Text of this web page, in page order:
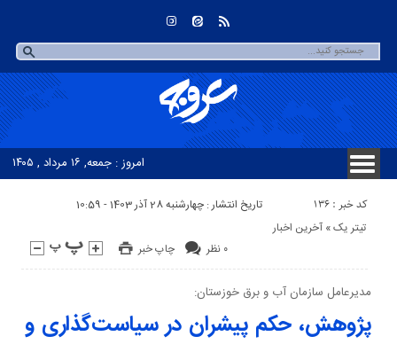
امروز : جمعه, ۱۶ مرداد , ۱۴۰۵
کد خبر : 136 تاریخ انتشار : چهارشنبه 28 آذر 1403 - 10:59
چاپ خبر ۰ نظر
آخرین اخبار «تیتر یک
مدیرعامل سازمان آب و برق خوزستان:
پژوهش، حکم پیشران در سیاست‌گذاری‌ و